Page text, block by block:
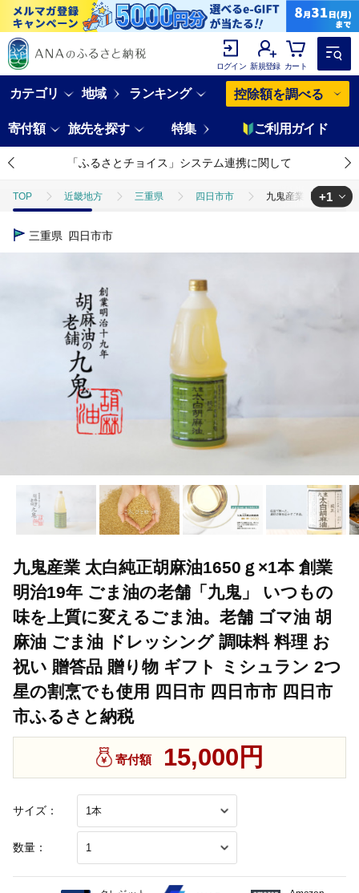
ログイン 新規登録 カート
カテゴリ 地域 ランキング 控除額を調べる
寄付額 旅先を探す 特集 ご利用ガイド
「ふるさとチョイス」システム連携に関して
TOP 近畿地方 三重県 四日市市 九鬼産業 太白純正
TOP
+1
三重県 四日市市
九鬼産業 太白純正胡麻油1650ｇ×1本 創業
明治19年 ごま油の老舗「九鬼」 いつもの
味を上質に変えるごま油。老舗 ゴマ油 胡
麻油 ごま油 ドレッシング 調味料 料理 お
祝い 贈答品 贈り物 ギフト ミシュラン 2つ
星の割烹でも使用 四日市 四日市市 四日市
市ふるさと納税
サイズ：
数量：
寄付額 15,000円